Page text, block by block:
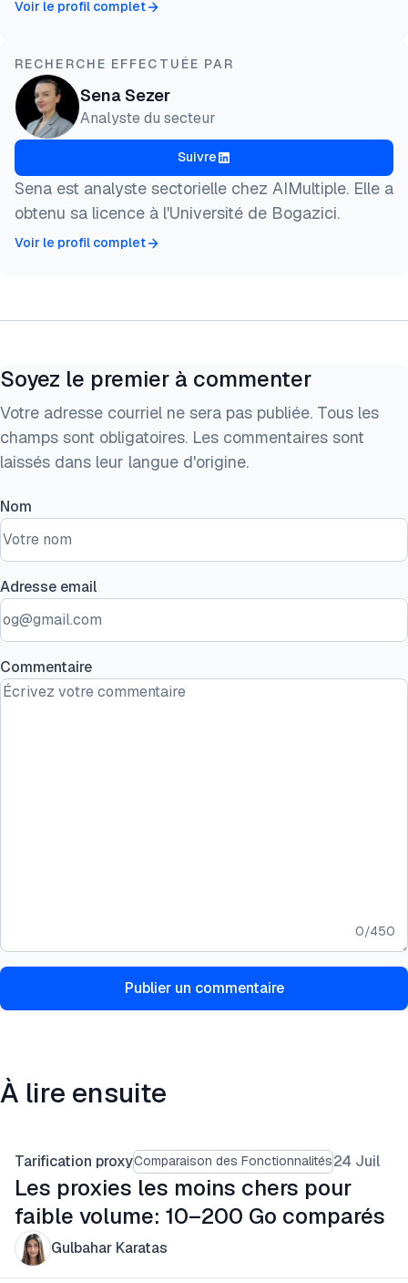
Voir le profil complet
RECHERCHE EFFECTUÉE PAR
Sena Sezer
Analyste du secteur
Suivre
Sena est analyste sectorielle chez AIMultiple. Elle a
obtenu sa licence à l'Université de Bogazici.
Voir le profil complet
Soyez le premier à commenter
Votre adresse courriel ne sera pas publiée. Tous les
champs sont obligatoires. Les commentaires sont
laissés dans leur langue d'origine.
Nom
Adresse email
Commentaire
0/450
Publier un commentaire
À lire ensuite
Tarification proxyComparaison des Fonctionnalités24 Juil
Les proxies les moins chers pour
faible volume: 10–200 Go comparés
Gulbahar Karatas